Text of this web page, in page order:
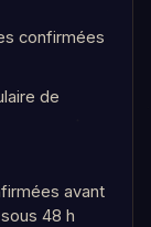
confirmées
de
avant
48 h